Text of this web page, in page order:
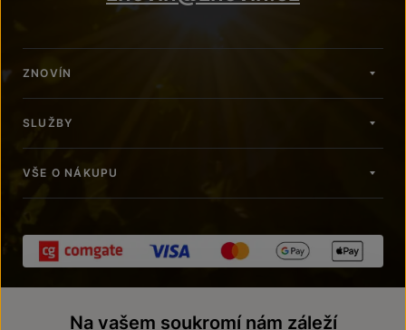
ZNOVÍN
SLUŽBY
VŠE O NÁKUPU
Na vašem soukromí nám záleží